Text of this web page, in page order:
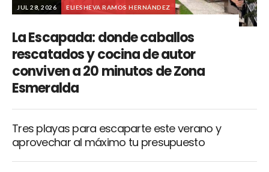
JUL 28, 2026 ELIESHEVA RAMOS HERNÁNDEZ
La Escapada: donde caballos
rescatados y cocina de autor
conviven a 20 minutos de Zona
Esmeralda
Tres playas para escaparte este verano y
aprovechar al máximo tu presupuesto